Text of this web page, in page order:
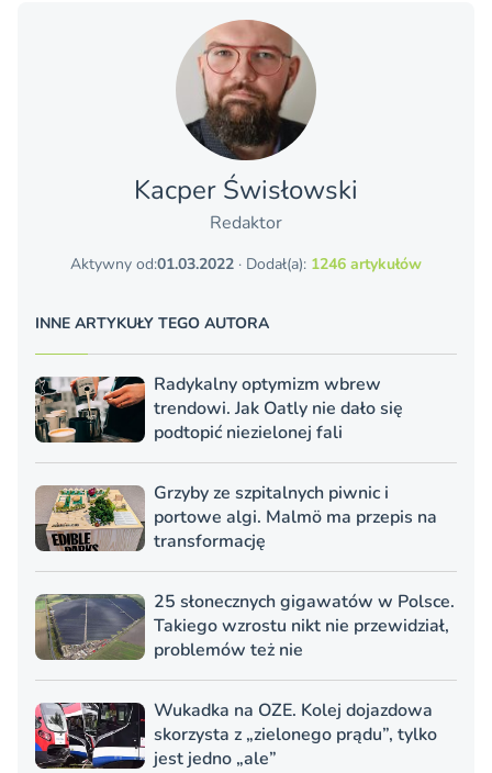
Kacper Świsło­wski
Redaktor
Aktywny od:01.03.2022 · Dodał(a): 1246 artykułów
INNE ARTYKUŁY TEGO AUTORA
Radykalny optymizm wbrew
trendowi. Jak Oatly nie dało się
podtopić niezielonej fali
Grzyby ze szpitalnych piwnic i
portowe algi. Malmö ma przepis na
transformację
25 słonecznych gigawatów w Polsce.
Takiego wzrostu nikt nie przewidział,
problemów też nie
Wukadka na OZE. Kolej dojazdowa
skorzysta z „zielonego prądu”, tylko
jest jedno „ale”